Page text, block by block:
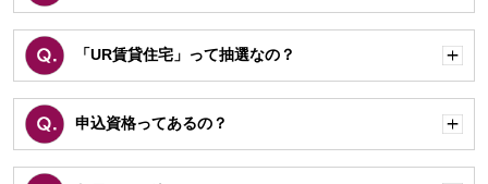
く
「UR賃貸住宅」って抽選なの？
く
申込資格ってあるの？
く